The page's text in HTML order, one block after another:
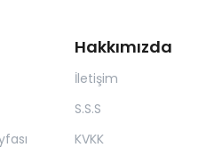
Hakkımızda
İletişim
S.S.S
KVKK